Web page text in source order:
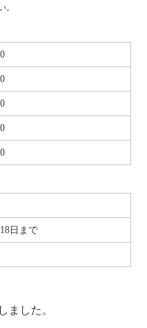
。
日まで
ました。